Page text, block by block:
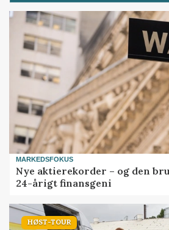
MARKEDSFOKUS
Nye aktierekorder – og den
24-årigt finansgeni
HØST-TOUR